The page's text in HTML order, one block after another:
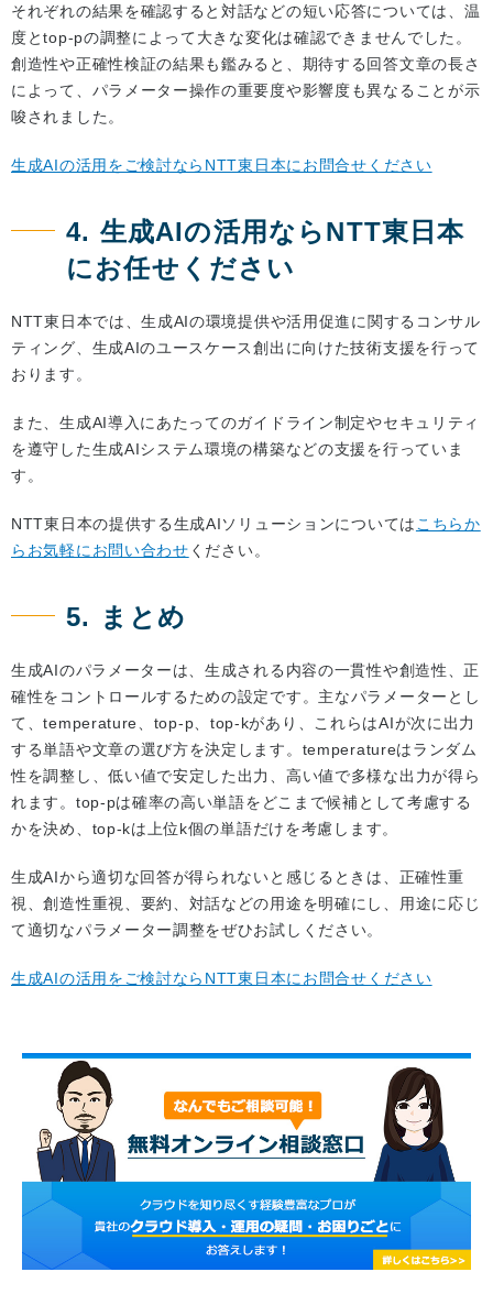
それぞれの結果を確認すると対話などの短い応答については、温
度とtop-pの調整によって大きな変化は確認できませんでした。
創造性や正確性検証の結果も鑑みると、期待する回答文章の長さ
によって、パラメーター操作の重要度や影響度も異なることが示
唆されました。
生成AIの活用をご検討ならNTT東日本にお問合せください
4. 生成AIの活用ならNTT東日本
にお任せください
NTT東日本では、生成AIの環境提供や活用促進に関するコンサル
ティング、生成AIのユースケース創出に向けた技術支援を行って
おります。
また、生成AI導入にあたってのガイドライン制定やセキュリティ
を遵守した生成AIシステム環境の構築などの支援を行っていま
す。
NTT東日本の提供する生成AIソリューションについてはこちらか
らお気軽にお問い合わせ ください。
5. まとめ
生成AIのパラメーターは、生成される内容の一貫性や創造性、正
確性をコントロールするための設定です。主なパラメーターとし
て、temperature、top-p、top-kがあり、これらはAIが次に出力
する単語や文章の選び方を決定します。temperatureはランダム
性を調整し、低い値で安定した出力、高い値で多様な出力が得ら
れます。top-pは確率の高い単語をどこまで候補として考慮する
かを決め、top-kは上位k個の単語だけを考慮します。
生成AIから適切な回答が得られないと感じるときは、正確性重
視、創造性重視、要約、対話などの用途を明確にし、用途に応じ
て適切なパラメーター調整をぜひお試しください。
生成AIの活用をご検討ならNTT東日本にお問合せください